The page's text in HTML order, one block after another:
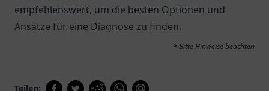
empfehlenswert, um die besten Optionen und
Ansätze für eine Diagnose zu finden.
* Bitte Hinweise beachten
Teilen: